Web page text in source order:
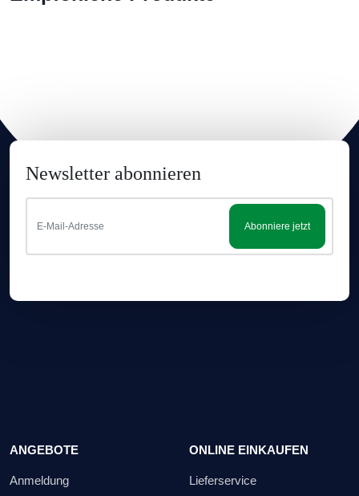
Newsletter abonnieren
Abonniere jetzt
ANGEBOTE
Anmeldung
ONLINE EINKAUFEN
Lieferservice